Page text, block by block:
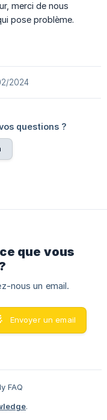
merci de nous
pose problème.
2024
questions ?
que vous
nous un email.
Envoyer un email
.